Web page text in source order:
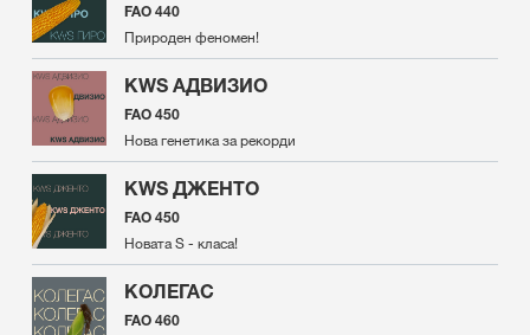
FAO 440
Природен феномен!
KWS АДВИЗИО
FAO 450
Нова генетика за рекорди
KWS ДЖЕНТО
FAO 450
Новата S - класа!
КОЛЕГАС
FAO 460